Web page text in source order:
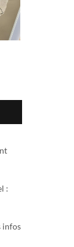
:
infos